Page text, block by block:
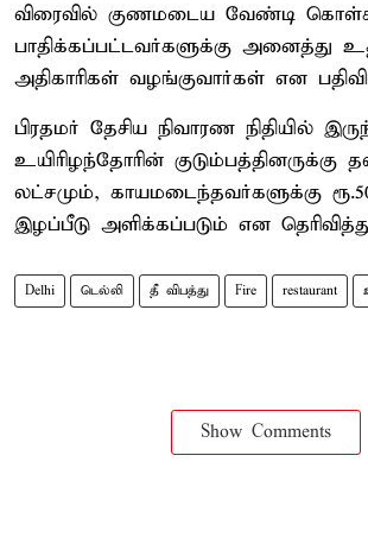
விரைவில் குணமடைய வேண்டி
பாதிக்கப்பட்டவர்களுக்கு அனைத்து
அதிகாரிகள் வழங்குவார்கள் என
பிரதமர் தேசிய நிவாரண நிதியில்
உயிரிழந்தோரின் குடும்பத்தினருக்கு
லட்சமும், காயமடைந்தவர்களுக்கு
இழப்பீடு அளிக்கப்படும் என
Delhi டெல்லி தீ விபத்து Fire restaurant
Show Comments